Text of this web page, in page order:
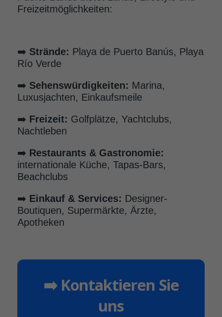
Freizeitmöglichkeiten:
➡️ Strände: Playa de Puerto Banús, Playa
Río Verde
➡️ Sehenswürdigkeiten: Marina,
Luxusjachten, Einkaufsmeile
➡️ Freizeit: Golfplätze, Yachtclubs,
Nachtleben
➡️ Restaurants & Gastronomie:
internationale Küche, Tapas-Bars,
Beachclubs
➡️ Einkauf & Services: Designer-
Boutiquen, Supermärkte, Ärzte,
Apotheken
➡️ Kontaktieren Sie
uns